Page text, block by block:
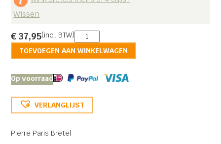
Wissen
€37,95(incl. BTW) Bretel
Pierre
Paris
aantal
TOEVOEGEN AAN WINKELWAGEN
Op voorraad
VERLANGLIJST
Pierre Paris Bretel